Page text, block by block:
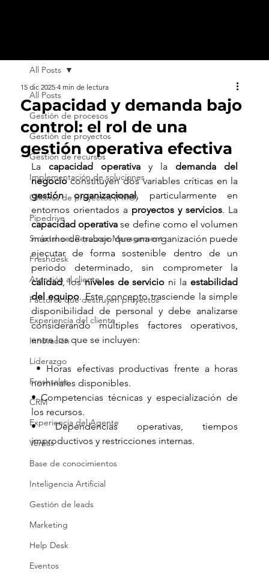
All Posts
Gestión de procesos
Gestión de proyectos
Gestión de recursos
Implementación de soluciones
Oficinas de proyectos (PMO)
Pipedrive
Smartsheet Resource Management
Freshdesk
Atención al cliente
Factores que destruyen proyectos
Experiencia del cliente
Innovación
Liderazgo
Freshsales
CRM
Experiencia del Agente
Ventas
Base de conocimientos
Inteligencia Artificial
Gestión de leads
Marketing
Help Desk
Eventos
All Posts
Capacidad y demanda bajo
control: el rol de una
gestión operativa efectiva
15 dic 2025 4 min de lectura
La capacidad operativa y la demanda del
negocio
gestión organizacional, particularmente en
entornos orientados a proyectos y servicios
capacidad operativa se define como el volumen
máximo de trabajo que una organización puede
ejecutar de forma sostenible dentro de un
calidad, los niveles de servicio ni la estabilidad
del equipo. Este concepto trasciende la simple
disponibilidad de personal y debe analizarse
considerando múltiples factores operativos,
entre los que se incluyen:
• Horas efectivas productivas frente a horas
nominales disponibles.
• Competencias técnicas y especialización de
los recursos.
• Dependencias operativas, tiempos
improductivos y restricciones internas.